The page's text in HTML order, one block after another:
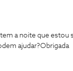
a noite que estou
ajudar?Obrigada